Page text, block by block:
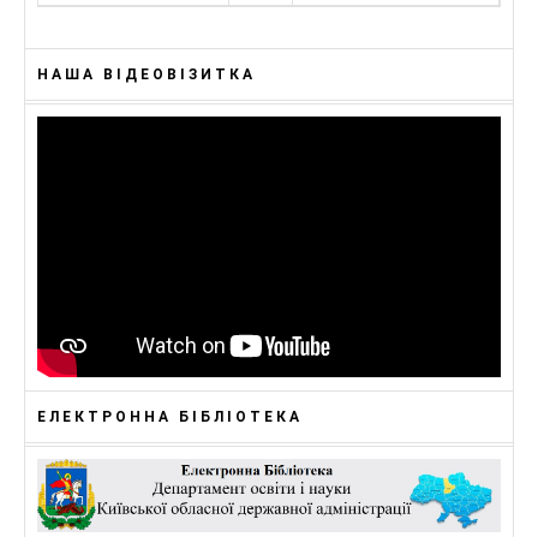
НАША ВІДЕОВІЗИТКА
ЕЛЕКТРОННА БІБЛІОТЕКА